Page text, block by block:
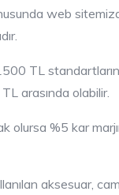
web
TL
arasında olabilir.
olursa %5 kar
aksesuar,